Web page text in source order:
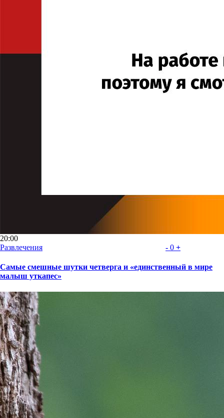
20:00
Развлечения
- 0 +
Самые смешные шутки четверга и «единственный в мире
малыш уткапес»